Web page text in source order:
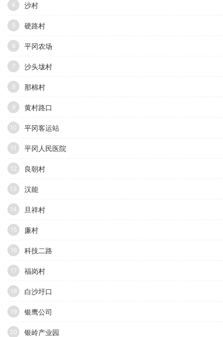
4 沙村
5 硬路村
6 平冈农场
7 沙头垅村
8 那棉村
9 黄村路口
10 平冈客运站
11 平冈人民医院
12 良朝村
13 汉能
14 旦祥村
15 廉村
16 科技二路
17 福岗村
18 白沙圩口
19 银鹰公司
20 银岭产业园